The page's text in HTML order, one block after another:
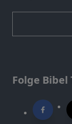
Folge